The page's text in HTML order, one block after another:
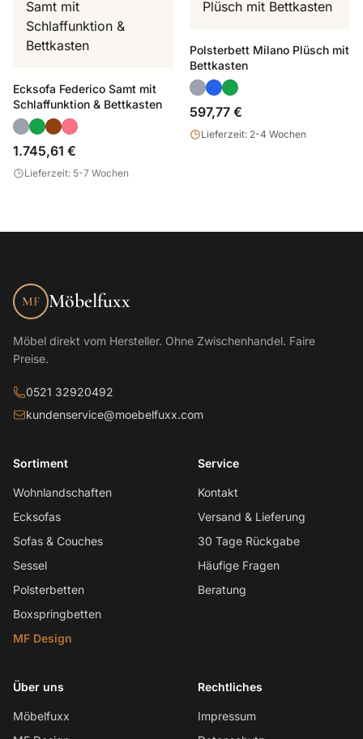
Ecksofa Federico Samt mit
Schlaffunktion & Bettkasten
1.745,61 €
Lieferzeit: 5-7 Wochen
Polsterbett Milano Plüsch mit
Bettkasten
597,77 €
Lieferzeit: 2-4 Wochen
MF Möbelfuxx
Möbel direkt vom Hersteller. Ohne Zwischenhandel. Faire
Preise.
0521 32920492
kundenservice@moebelfuxx.com
Sortiment
Wohnlandschaften
Ecksofas
Sofas & Couches
Sessel
Polsterbetten
Boxspringbetten
MF Design
Service
Kontakt
Versand & Lieferung
30 Tage Rückgabe
Häufige Fragen
Beratung
Über uns
Möbelfuxx
Rechtliches
Impressum